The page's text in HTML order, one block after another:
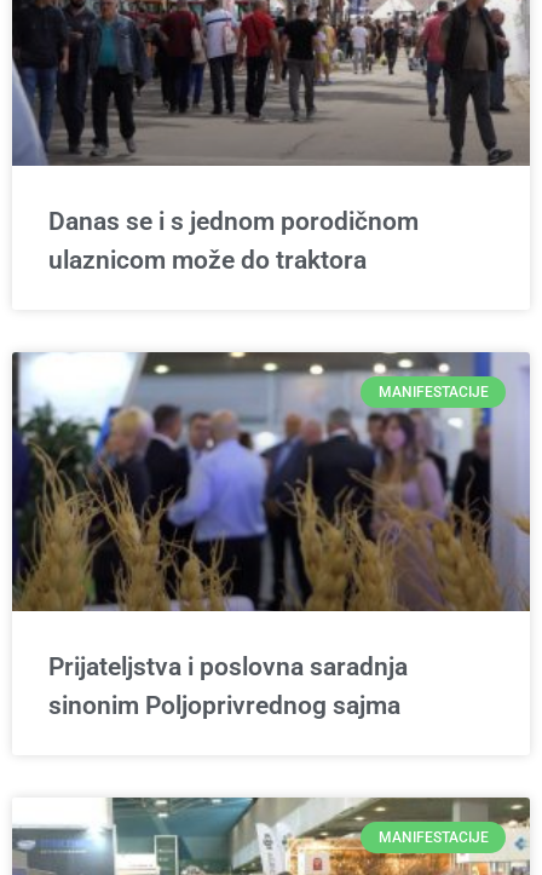
Danas se i s jednom porodičnom
ulaznicom može do traktora
MANIFESTACIJE
Prijateljstva i poslovna saradnja
sinonim Poljoprivrednog sajma
MANIFESTACIJE